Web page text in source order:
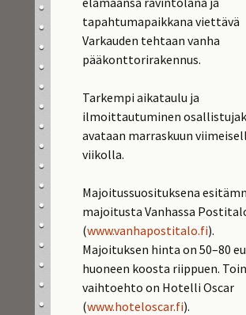
tapahtumapaikkana viettävä
Varkauden tehtaan vanha
pääkonttorirakennus.
Tarkempi aikataulu ja
ilmoittautuminen
avataan marraskuun
viikolla.
Majoitussuosituksena
majoitusta Vanhassa
(www.vanhapostitalo.fi).
Majoituksen hinta on 50–80
huoneen koosta riippuen.
vaihtoehto on Hotelli Oscar
(www.hoteloscar.fi).